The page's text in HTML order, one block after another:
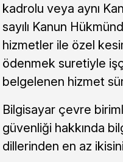
kadrolu veya aynı
sayılı Kanun
hizmetler ile özel
ödenmek suretiyle
belgelenen hizmet
Bilgisayar çevre
güvenliği hakkında
dillerinden en az